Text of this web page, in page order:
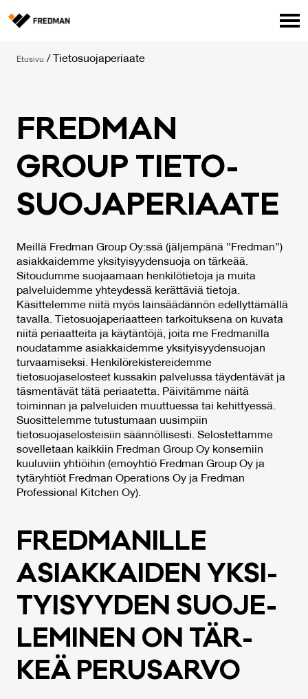
Tehtaanmyymälä
English Suomi
Etusivu / Tietosuojaperiaate
FRED­MAN
GROUP TIE­TO­
SUO­JA­PE­RIAA­TE
Meillä Fredman Group Oy:ssä (jäljempänä ”Fredman”)
asiakkaidemme yksityisyydensuoja on tärkeää.
Sitoudumme suojaamaan henkilötietoja ja muita
palveluidemme yhteydessä kerättäviä tietoja.
Käsittelemme niitä myös lainsäädännön edellyttämällä
tavalla. Tietosuojaperiaatteen tarkoituksena on kuvata
niitä periaatteita ja käytäntöjä, joita me Fredmanilla
noudatamme asiakkaidemme yksityisyydensuojan
turvaamiseksi. Henkilörekistereidemme
tietosuojaselosteet kussakin palvelussa täydentävät ja
täsmentävät tätä periaatetta. Päivitämme näitä
toiminnan ja palveluiden muuttuessa tai kehittyessä.
Suosittelemme tutustumaan uusimpiin
tietosuojaselosteisiin säännöllisesti. Selostettamme
sovelletaan kaikkiin Fredman Group Oy konserniin
kuuluviin yhtiöihin (emoyhtiö Fredman Group Oy ja
tytäryhtiöt Fredman Operations Oy ja Fredman
Professional Kitchen Oy).
FRED­MA­NIL­LE
ASIAK­KAI­DEN YK­SI­
TYI­SYY­DEN SUO­JE­
LE­MI­NEN ON TÄR­
KEÄ PE­RU­SAR­VO